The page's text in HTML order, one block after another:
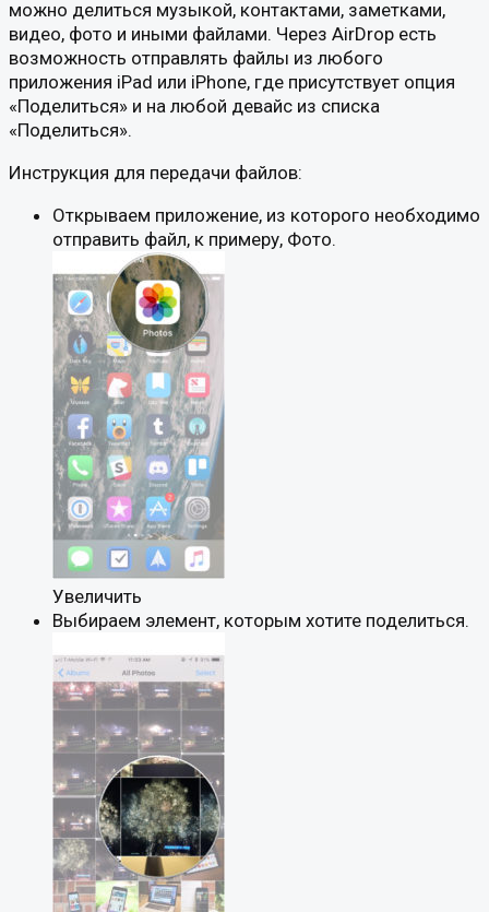
можно делиться музыкой, контактами, заметками,
видео, фото и иными файлами. Через AirDrop есть
возможность отправлять файлы из любого
приложения iPad или iPhone, где присутствует опция
«Поделиться» и на любой девайс из списка
«Поделиться».
Инструкция для передачи файлов:
Открываем приложение, из которого необходимо
отправить файл, к примеру, Фото.
Увеличить
Выбираем элемент, которым хотите поделиться.